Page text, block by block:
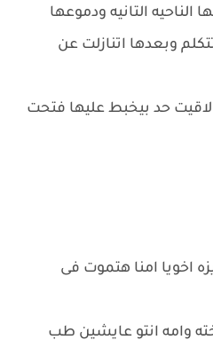
التانيه ودموعها
وبعدها اتنازلت عن
حد بيخبط عليها فتحت
اخويا امنا هتموت فى
وامه انتو عايشين طب